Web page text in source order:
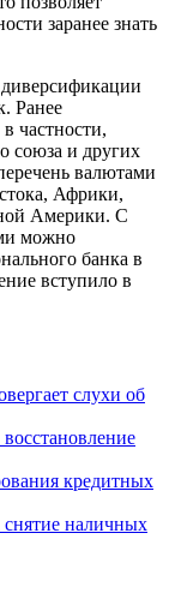
заранее знать
Ранее
частности,
союза и других
валютами
Африки,
Америки. С
можно
банка в
вступило в
слухи об
кредитных
наличных